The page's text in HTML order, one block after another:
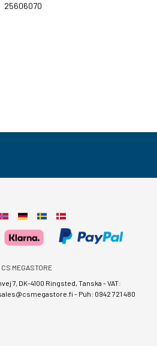
25606070
MEGASTORE
7, DK-4100 Ringsted, Tanska - VAT:
- Puh: 0942 721 480